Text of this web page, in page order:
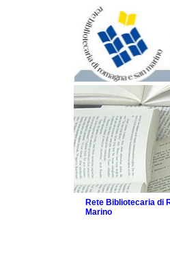
Rete Bibliotecaria di
Marino